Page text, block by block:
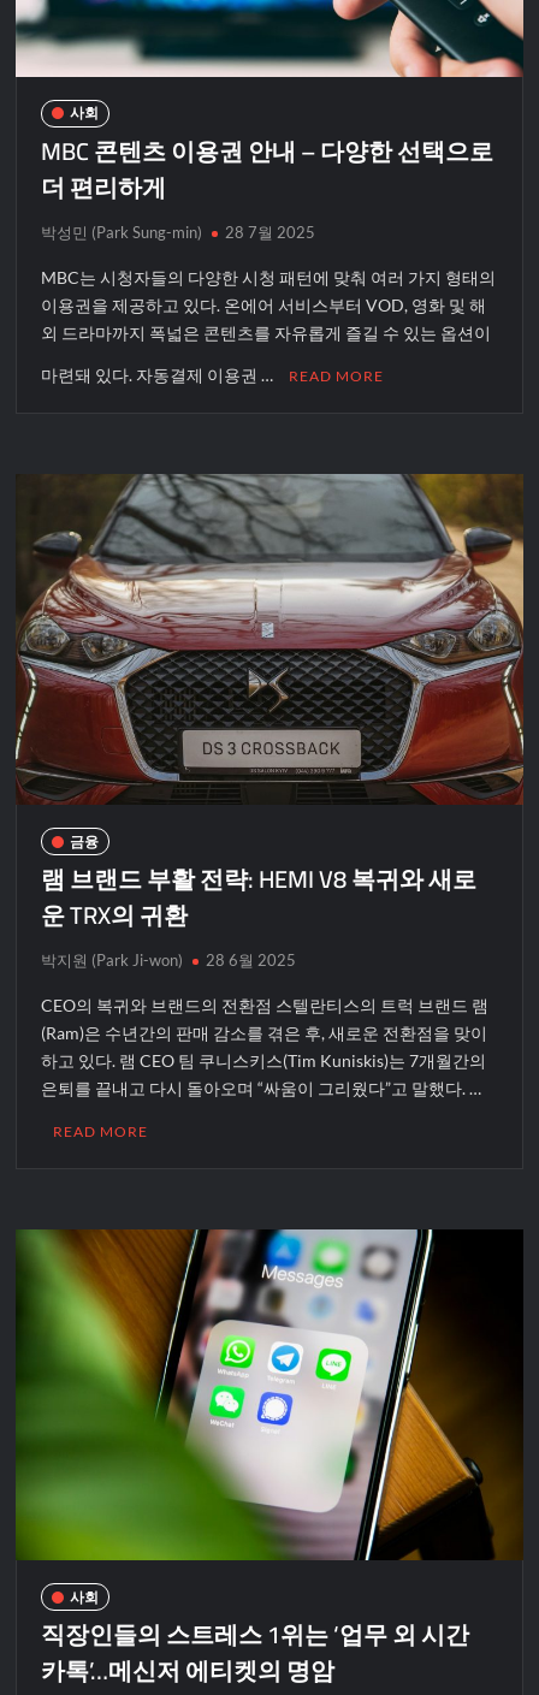
사회
MBC 콘텐츠 이용권 안내 – 다양한 선택으로
더 편리하게
박성민 (Park Sung-min) 28 7월 2025
MBC는 시청자들의 다양한 시청 패턴에 맞춰 여러 가지 형태의
이용권을 제공하고 있다. 온에어 서비스부터 VOD, 영화 및 해
외 드라마까지 폭넓은 콘텐츠를 자유롭게 즐길 수 있는 옵션이
마련돼 있다. 자동결제 이용권 … READ MORE
금융
램 브랜드 부활 전략: HEMI V8 복귀와 새로
운 TRX의 귀환
박지원 (Park Ji-won) 28 6월 2025
CEO의 복귀와 브랜드의 전환점 스텔란티스의 트럭 브랜드 램
(Ram)은 수년간의 판매 감소를 겪은 후, 새로운 전환점을 맞이
하고 있다. 램 CEO 팀 쿠니스키스(Tim Kuniskis)는 7개월간의
은퇴를 끝내고 다시 돌아오며 “싸움이 그리웠다”고 말했다. …
READ MORE
사회
직장인들의 스트레스 1위는 ‘업무 외 시간
카톡’…메신저 에티켓의 명암